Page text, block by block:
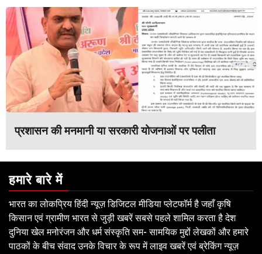
प्रशासन की मनमानी या सरकारी योजनाओं पर पलीता
हमारे बारे में
भारत का लोकप्रिय हिंदी न्यूज़ डिजिटल मीडिया प्लेटफॉर्म है जहाँ कृषि
किसान एवं ग्रामीण भारत से जुड़ी खबरें सबसे पहले शामिल करता है देश
दुनिया खेल मनोरंजन और धर्म संस्कृति सम- सामयिक मुद्दों लेखकों और हमारे
पाठकों के बीच संवाद उनके विचार के रूप में लाइव खबरें एवं ब्रेकिंग न्यूज़